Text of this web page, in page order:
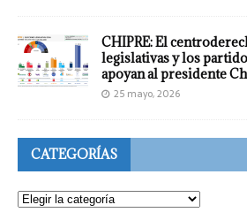
CHIPRE: El
legislativas y los
apoyan al presidente
25 mayo, 2026
CATEGORÍAS